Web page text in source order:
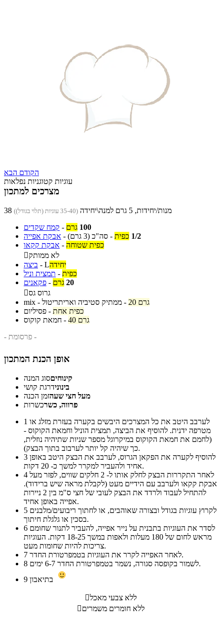
הקודם הבא
עוגיות קטוגניות נפלאות
מצרכים למתכון
38 מנות/יחידות, 5 גרם למנה\יחידה (35-40 עוגיות (תלוי בגודל))
קמח שקדים - 100 גרם
אבקת אפייה - 1/2 כפית - סה"כ (3 גרם)
אבקת קקאו - כפית שטוחה
לא ממותק
ביצה - יחידהL
תמצית וניל - כפית
פקאנים - 20 גרם
גרוס גס
mix - ממתיק סטיביה ואריתריטול -
20 גרם
פסיליום - כפית אחת
חמאת קוקוס -
40 גרם
- פרסומת -
אופן הכנת המתכון
קינוחיםסוג המנה
בינונידרגת קושי
מעל חצי שעהזמן הכנה
פרווה, כשרכשרות
1
מטרפה ידנית. להוסיף את הביצה, תמצית הוניל וחמאת הקוקוס -
(לחמם את חמאת הקוקוס במיקרוגל מספר שניות שתיהיה נוזלית,
כך שיהיה קל יותר לערבוב בתוך הבצק).
3
אחיד ולהעביר למקרר למשך כ- 20 דקות.
4
אבקת קקאו ולערבב עם הידיים מעט (לקבלת מראה שיש ברידוד).
להתחיל לעבוד ולרדד את הבצק לעובי של חצי ס"מ בין 2 ניירות
אפייה באופן אחיד.
5
בסכין או גלגלת חיתוך.
6
מראש לחום של 180 מעלות ולאפות במשך 18-25 דקות. העוגיות
צריכות להיות שחומות מעט.
7
לאחר האפייה לקרר את העוגיות בטמפרטורת החדר.
8
לשמור בקופסה סגורה, נשמר בטמפרטורת החדר 6-7 ימים.
9
ללא צבעי מאכל
ללא חומרים משמרים